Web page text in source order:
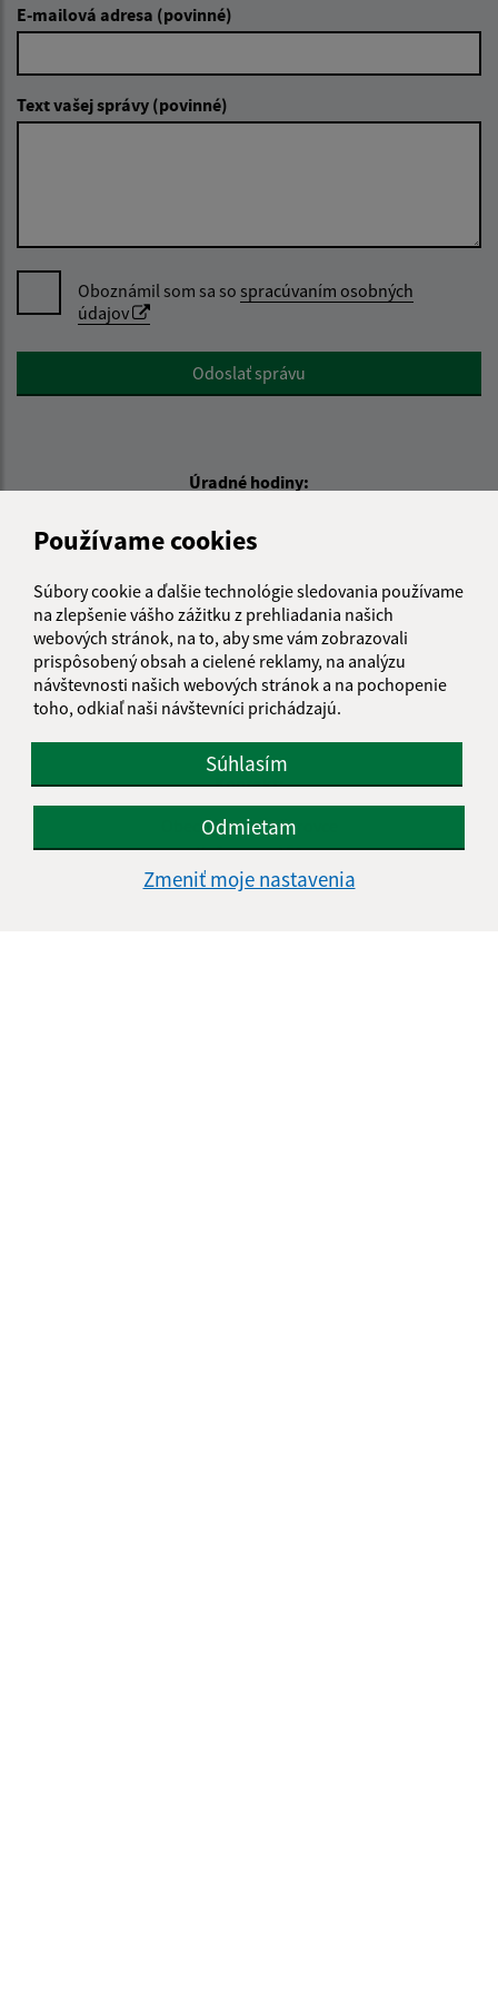
Používame cookies
Súbory cookie a ďalšie technológie sledovania používame
na zlepšenie vášho zážitku z prehliadania našich
webových stránok, na to, aby sme vám zobrazovali
prispôsobený obsah a cielené reklamy, na analýzu
návštevnosti našich webových stránok a na pochopenie
toho, odkiaľ naši návštevníci prichádzajú.
Súhlasím
Odmietam
Zmeniť moje nastavenia
E-mailová adresa (povinné)
Text vašej správy (povinné)
Oboznámil som sa so spracúvaním osobných
údajov
Google reCaptcha ResponseOdoslať správu
Úradné hodiny:
Deň
Čas doobeda
Pondelok:
07:30 - 11:30
Utorok:
07:30 - 11:30
12:00 - 15:30
Streda:
07:00 - 11:30 12:00 - 16:30
Štvrtok:
nestránkový deň
Piatok:
07:00 - 11:30 12:00 - 13:30
Obedňajšia prestávka:11:30 - 12:00
Kontakt:
Obecný úrad Košarovce
Košarovce 172
094 06 Košarovce